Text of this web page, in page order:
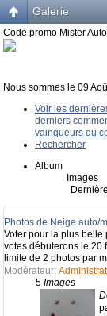
Galerie
Code promo Mister Auto
Nous sommes le 09
Voir les
derniers
vainqueurs du
Rechercher
Album
Images
Photos de Neige auto/
Voter pour la plus belle
votes débuterons le 20
limite de 2 photos par
Modérateur:
5 Images